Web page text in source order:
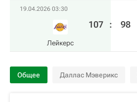
19.04.2026 03:30
Лейкерс
107 : 98
Общее Даллас Мэверикс